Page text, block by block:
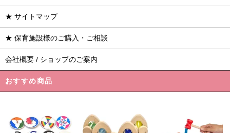
★ サイトマップ
★ 保育施設様のご購入・ご相談
会社概要 / ショップのご案内
おすすめ商品